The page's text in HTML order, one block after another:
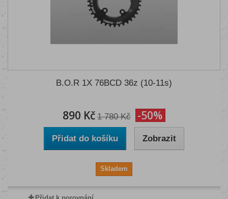
B.O.R 1X 76BCD 36z (10-11s)
890 Kč 1 780 Kč -50%
Přidat do košíku Zobrazit
Skladem